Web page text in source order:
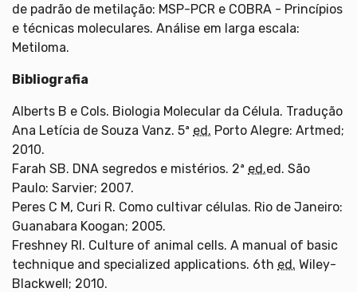
de padrão de metilação: MSP-PCR e COBRA - Princípios
e técnicas moleculares. Análise em larga escala:
Metiloma.
Bibliografia
Alberts B e Cols. Biologia Molecular da Célula. Tradução
Ana Letícia de Souza Vanz. 5ª ed. Porto Alegre: Artmed;
2010.
Farah SB. DNA segredos e mistérios. 2ª ed.ed. São
Paulo: Sarvier; 2007.
Peres C M, Curi R. Como cultivar células. Rio de Janeiro:
Guanabara Koogan; 2005.
Freshney RI. Culture of animal cells. A manual of basic
technique and specialized applications. 6th ed. Wiley-
Blackwell; 2010.